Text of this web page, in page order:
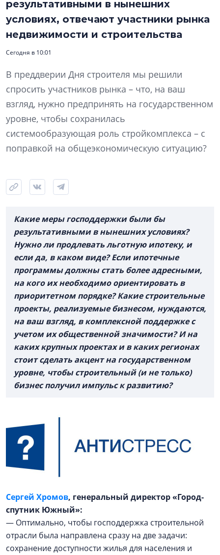
результативными в нынешних
условиях, отвечают участники рынка
недвижимости и строительства
Сегодня в 10:01
В преддверии Дня строителя мы решили
спросить участников рынка – что, на ваш
взгляд, нужно предпринять на государственном
уровне, чтобы сохранилась
системообразующая роль стройкомплекса – с
поправкой на общеэкономическую ситуацию?
Какие меры господдержки были бы
результативными в нынешних условиях?
Нужно ли продлевать льготную ипотеку, и
если да, в каком виде? Если ипотечные
программы должны стать более адресными,
на кого их необходимо ориентировать в
приоритетном порядке? Какие строительные
проекты, реализуемые бизнесом, нуждаются,
на ваш взгляд, в комплексной поддержке с
учетом их общественной значимости? И на
каких крупных проектах и в каких регионах
стоит сделать акцент на государственном
уровне, чтобы строительный (и не только)
бизнес получил импульс к развитию?
Сергей Хромов, генеральный директор «Город-
спутник Южный»:
— Оптимально, чтобы господдержка строительной
отрасли была направлена сразу на две задачи:
сохранение доступности жилья для населения и